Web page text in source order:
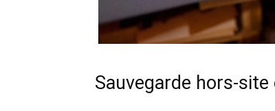
Sauvegarde hors-